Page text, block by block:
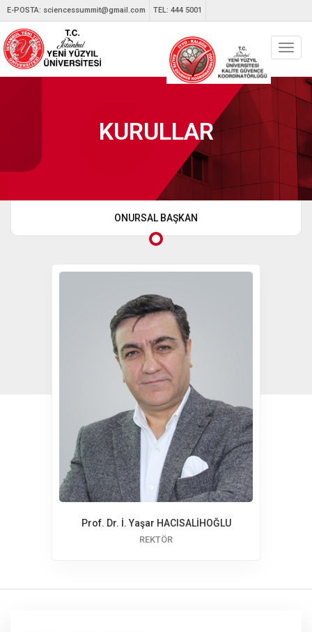
E-POSTA: sciencessummit@gmail.com TEL: 444 5001
KURULLAR
ONURSAL BAŞKAN
Prof. Dr. İ. Yaşar HACISALİHOĞLU
REKTÖR